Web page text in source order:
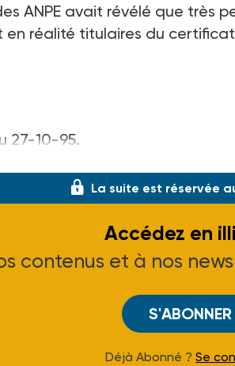
ANPE avait révélé que très
en réalité titulaires du
27-10-95.
La suite est réservée
Accédez en
contenus et à nos
S'ABONNER
Déjà Abonné ? Se